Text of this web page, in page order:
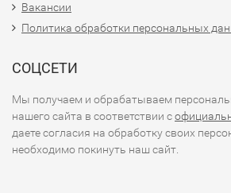
Вакансии
Политика обработки персональных
СОЦСЕТИ
Мы получаем и обрабатываем
нашего сайта в соответствии с
даете согласия на обработку своих
необходимо покинуть наш сайт.